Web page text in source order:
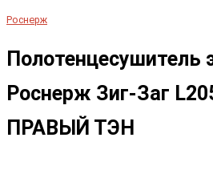
Роснерж
Полотенцесушитель
Роснерж Зиг-Заг
ПРАВЫЙ ТЭН